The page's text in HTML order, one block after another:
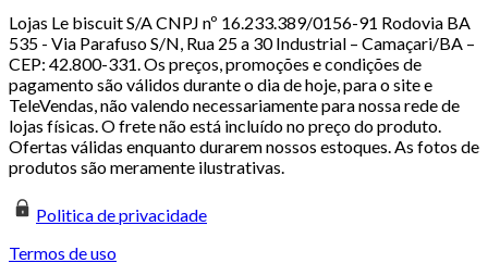
Lojas Le biscuit S/A CNPJ nº 16.233.389/0156-91 Rodovia BA
535 - Via Parafuso S/N, Rua 25 a 30 Industrial – Camaçari/BA –
CEP: 42.800-331. Os preços, promoções e condições de
pagamento são válidos durante o dia de hoje, para o site e
TeleVendas, não valendo necessariamente para nossa rede de
lojas físicas. O frete não está incluído no preço do produto.
Ofertas válidas enquanto durarem nossos estoques. As fotos de
produtos são meramente ilustrativas.
Politica de privacidade
Termos de uso